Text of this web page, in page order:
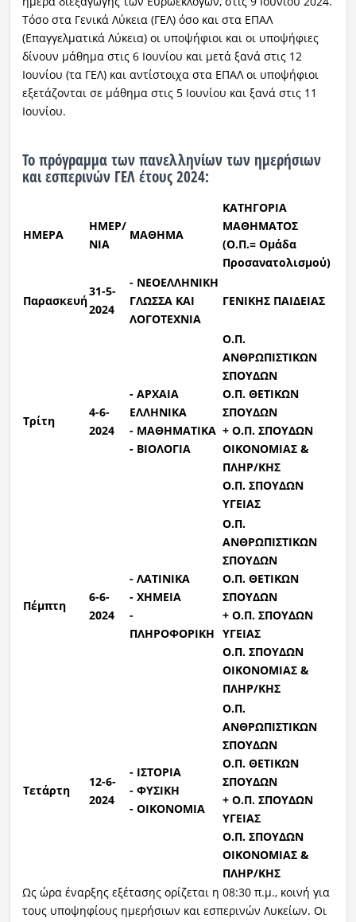
Τόσο στα Γενικά Λύκεια (ΓΕΛ) όσο και στα ΕΠΑΛ
(Επαγγελματικά Λύκεια) οι υποψήφιοι και οι υποψήφιες
δίνουν μάθημα στις 6 Ιουνίου και μετά ξανά στις 12
Ιουνίου (τα ΓΕΛ) και αντίστοιχα στα ΕΠΑΛ οι υποψήφιοι
εξετάζονται σε μάθημα στις 5 Ιουνίου και ξανά στις 11
Ιουνίου.
Το πρόγραμμα των πανελληνίων των ημερήσιων
και εσπερινών ΓΕΛ έτους 2024:
ΗΜΕΡΑ
ΗΜΕΡ/
ΝΙΑ
ΜΑΘΗΜΑ
ΚΑΤΗΓΟΡΙΑ
ΜΑΘΗΜΑΤΟΣ
(Ο.Π.= Ομάδα
Προσανατολισμού)
Παρασκευή
31-5-
2024
- ΝΕΟΕΛΛΗΝΙΚΗ
ΓΛΩΣΣΑ ΚΑΙ
ΛΟΓΟΤΕΧΝΙΑ
ΓΕΝΙΚΗΣ ΠΑΙΔΕΙΑΣ
Τρίτη
4-6-
2024
- ΑΡΧΑΙΑ
ΕΛΛΗΝΙΚΑ
- ΜΑΘΗΜΑΤΙΚΑ
- ΒΙΟΛΟΓΙΑ
Ο.Π.
ΑΝΘΡΩΠΙΣΤΙΚΩΝ
ΣΠΟΥΔΩΝ
Ο.Π. ΘΕΤΙΚΩΝ
ΣΠΟΥΔΩΝ
+ Ο.Π. ΣΠΟΥΔΩΝ
ΟΙΚΟΝΟΜΙΑΣ &
ΠΛΗΡ/ΚΗΣ
Ο.Π. ΣΠΟΥΔΩΝ
ΥΓΕΙΑΣ
Πέμπτη
6-6-
2024
- ΛΑΤΙΝΙΚΑ
- ΧΗΜΕΙΑ
-
ΠΛΗΡΟΦΟΡΙΚΗ
Ο.Π.
ΑΝΘΡΩΠΙΣΤΙΚΩΝ
ΣΠΟΥΔΩΝ
Ο.Π. ΘΕΤΙΚΩΝ
ΣΠΟΥΔΩΝ
+ Ο.Π. ΣΠΟΥΔΩΝ
ΥΓΕΙΑΣ
Ο.Π. ΣΠΟΥΔΩΝ
ΟΙΚΟΝΟΜΙΑΣ &
ΠΛΗΡ/ΚΗΣ
Τετάρτη
12-6-
2024
- ΙΣΤΟΡΙΑ
- ΦΥΣΙΚΗ
- ΟΙΚΟΝΟΜΙΑ
Ο.Π.
ΑΝΘΡΩΠΙΣΤΙΚΩΝ
ΣΠΟΥΔΩΝ
Ο.Π. ΘΕΤΙΚΩΝ
ΣΠΟΥΔΩΝ
+ Ο.Π. ΣΠΟΥΔΩΝ
ΥΓΕΙΑΣ
Ο.Π. ΣΠΟΥΔΩΝ
ΟΙΚΟΝΟΜΙΑΣ &
ΠΛΗΡ/ΚΗΣ
Ως ώρα έναρξης εξέτασης ορίζεται η 08:30 π.μ., κοινή για
τους υποψηφίους ημερήσιων και εσπερινών Λυκείων. Οι